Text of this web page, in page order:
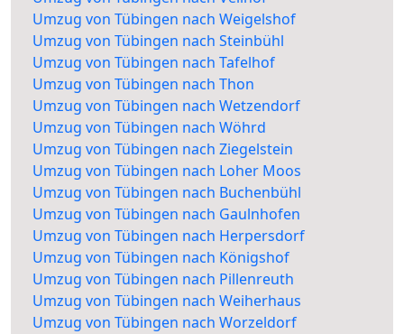
Umzug von Tübingen nach Weigelshof
Umzug von Tübingen nach Steinbühl
Umzug von Tübingen nach Tafelhof
Umzug von Tübingen nach Thon
Umzug von Tübingen nach Wetzendorf
Umzug von Tübingen nach Wöhrd
Umzug von Tübingen nach Ziegelstein
Umzug von Tübingen nach Loher Moos
Umzug von Tübingen nach Buchenbühl
Umzug von Tübingen nach Gaulnhofen
Umzug von Tübingen nach Herpersdorf
Umzug von Tübingen nach Königshof
Umzug von Tübingen nach Pillenreuth
Umzug von Tübingen nach Weiherhaus
Umzug von Tübingen nach Worzeldorf